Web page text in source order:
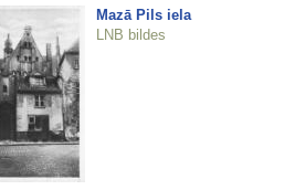
Mazā Pils iela
LNB bildes